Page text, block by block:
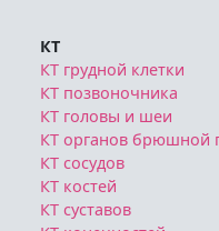
КТ
КТ грудной клетки
КТ позвоночника
КТ головы и шеи
КТ органов брюшной
КТ сосудов
КТ костей
КТ суставов